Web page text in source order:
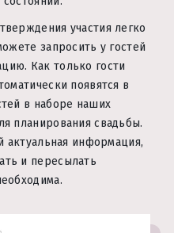
участия легко
запросить у гостей
Как только гости
появятся в
в наборе наших
планирования свадьбы.
актуальная информация,
и пересылать